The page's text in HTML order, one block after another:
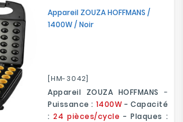
Appareil ZOUZA HOFFMANS /
1400W / Noir
[HM-3042]
Appareil ZOUZA HOFFMANS-
Puissance : 1400W - Capacité
:24 pièces/cycle - Plaques :